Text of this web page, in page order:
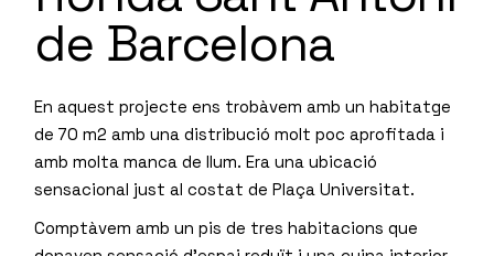
de Barcelona
En aquest projecte ens trobàvem amb un habitatge
de 70 m2 amb una distribució molt poc aprofitada i
amb molta manca de llum. Era una ubicació
sensacional just al costat de Plaça Universitat.
Comptàvem amb un pis de tres habitacions que